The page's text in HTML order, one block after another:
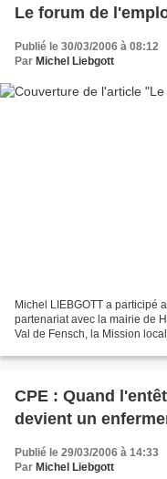
Le forum de
Publié le 30/03/2006 à 08:12
Par Michel Liebgott
Michel LIEBGOTT a participé
partenariat avec la mairie de
Val de Fensch, la Mission
CPE : Quand
devient un
Publié le 29/03/2006 à 14:33
Par Michel Liebgott